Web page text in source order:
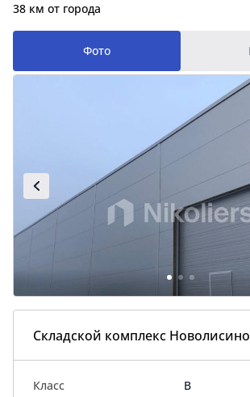
38 км от города
Фото
Складской комплекс
Класс
B